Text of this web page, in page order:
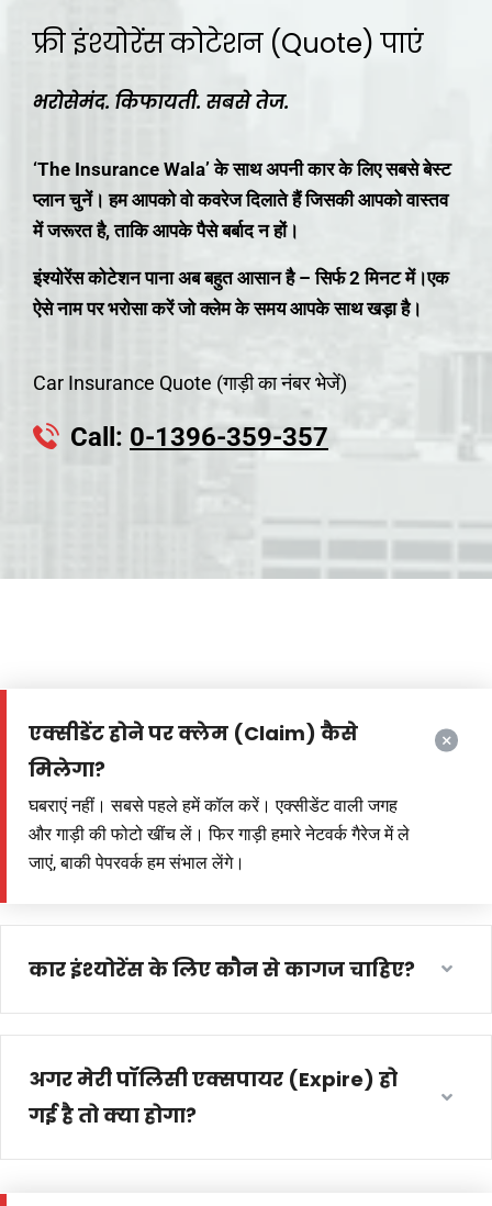
फ्री इंश्योरेंस कोटेशन (Quote) पाएं
भरोसेमंद. किफायती. सबसे तेज.
‘The Insurance Wala’ के साथ अपनी कार के लिए सबसे बेस्ट
प्लान चुनें। हम आपको वो कवरेज दिलाते हैं जिसकी आपको वास्तव
में जरूरत है, ताकि आपके पैसे बर्बाद न हों।
इंश्योरेंस कोटेशन पाना अब बहुत आसान है – सिर्फ 2 मिनट में।एक
ऐसे नाम पर भरोसा करें जो क्लेम के समय आपके साथ खड़ा है।
Car Insurance Quote (गाड़ी का नंबर भेजें)
Call: 0-1396-359-357
एक्सीडेंट होने पर क्लेम (Claim) कैसे
मिलेगा?
घबराएं नहीं। सबसे पहले हमें कॉल करें। एक्सीडेंट वाली जगह
और गाड़ी की फोटो खींच लें। फिर गाड़ी हमारे नेटवर्क गैरेज में ले
जाएं, बाकी पेपरवर्क हम संभाल लेंगे।
कार इंश्योरेंस के लिए कौन से कागज चाहिए?
अगर मेरी पॉलिसी एक्सपायर (Expire) हो
गई है तो क्या होगा?